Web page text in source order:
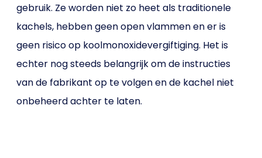
gebruik. Ze worden niet zo heet als traditionele
kachels, hebben geen open vlammen en er is
geen risico op koolmonoxidevergiftiging. Het is
echter nog steeds belangrijk om de instructies
van de fabrikant op te volgen en de kachel niet
onbeheerd achter te laten.